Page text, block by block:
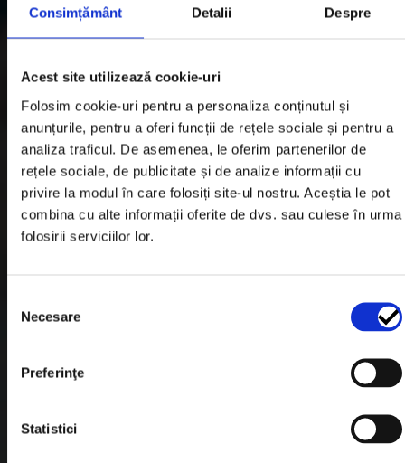
Consimțământ Detalii Despre
Acest site utilizează cookie-uri
Folosim cookie-uri pentru a personaliza conținutul și
anunțurile, pentru a oferi funcții de rețele sociale și pentru a
analiza traficul. De asemenea, le oferim partenerilor de
rețele sociale, de publicitate și de analize informații cu
privire la modul în care folosiți site-ul nostru. Aceștia le pot
combina cu alte informații oferite de dvs. sau culese în urma
folosirii serviciilor lor.
consimțământului
Necesare
Preferinţe
Statistici
Informatii utile
Informatii Livrare
Garantie si Retur
Politica de Cookies
Plata in Rate
Link-uri rapide